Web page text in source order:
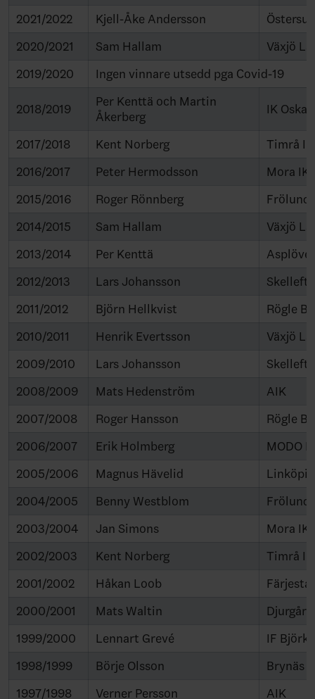
2021/2022 Kjell-Åke Andersson
2020/2021
Sam Hallam
Växjö
2019/2020
Ingen vinnare utsedd pga Covid-19
2018/2019
Per Kenttä och Martin
Åkerberg
IK
2017/2018 Kent Norberg
Timrå IK
2016/2017
Peter Hermodsson
Mora IK
2015/2016
Roger Rönnberg
2014/2015
Sam Hallam
Växjö
2013/2014
Per Kenttä
2012/2013
Lars Johansson
2011/2012
Björn Hellkvist
Rögle
2010/2011
Henrik Evertsson
Växjö
2009/2010
Lars Johansson
2008/2009
Mats Hedenström
AIK
2007/2008
Roger Hansson
Rögle
2006/2007
Erik Holmberg
MODO
2005/2006
Magnus Hävelid
2004/2005
Benny Westblom
2003/2004
Jan Simons
Mora IK
2002/2003
Kent Norberg
Timrå IK
2001/2002
Håkan Loob
2000/2001
Mats Waltin
1999/2000
Lennart Grevé
IF
1998/1999
Börje Olsson
Brynäs
1997/1998
Verner Persson
AIK